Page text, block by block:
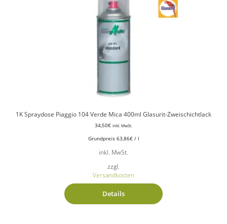
1K Spraydose Piaggio 104 Verde Mica 400ml Glasurit-Zweischichtlack
34,50€ inkl. MwSt.
Grundpreis 63,86€/ l
inkl. MwSt.
zzgl.
Versandkosten
Details